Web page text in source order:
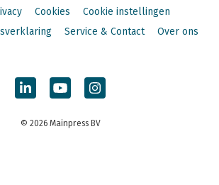
Cookies
Cookie instellingen
Service & Contact Over ons
© 2026 Mainpress BV